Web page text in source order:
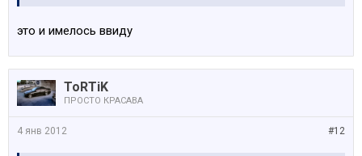
это и имелось ввиду
ToRTiK
ПРОСТО КРАСАВА
#12
4 янв 2012